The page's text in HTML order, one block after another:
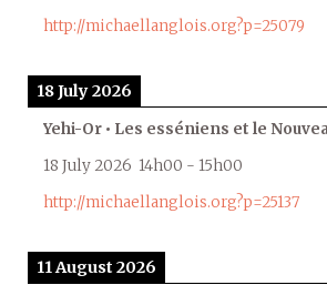
http://michaellanglois.org?p=25079
18 July 2026
Yehi-Or • Les esséniens et le
18 July 2026 14h00 - 15h00
http://michaellanglois.org?p=25137
11 August 2026